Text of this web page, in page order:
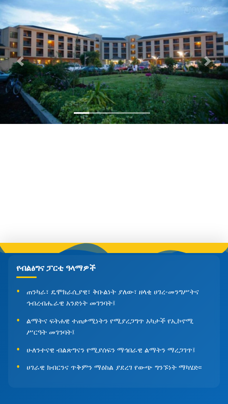
Previous Next
የብልፅግና ፓርቲ ዓላማዎች
ጠንካራ፣ ዴሞክራሲያዊ፣ ቅቡልነት ያለው፣ ዘላቂ ሀገረ-መንግሥትና
ኅብረብሔራዊ አንድነት መገንባት፤
ልማትና ፍትሐዊ ተጠቃሚነትን የሚያረጋግጥ አካታች የኢኮኖሚ
ሥርዓት መገንባት፤
ሁለንተናዊ ብልጽግናን የሚያሰፍን ማኅበራዊ ልማትን ማረጋገጥ፤
ሀገራዊ ክብርንና ጥቅምን ማዕከል ያደረገ የውጭ ግንኙነት ማካሄድ፡፡